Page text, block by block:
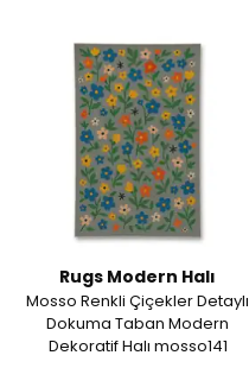
Rugs Modern Halı
Mosso Renkli Çiçekler Detaylı
Dokuma Taban Modern
Dekoratif Halı mosso141